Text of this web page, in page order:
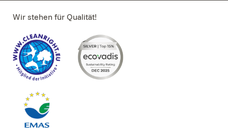
Wir stehen für Qualität!